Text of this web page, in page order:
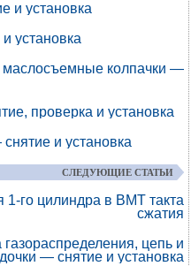
и установка
установка
маслосъемные колпачки —
проверка и установка
и установка
СЛЕДУЮЩИЕ СТАТЬИ
1-го цилиндра в ВМТ такта
сжатия
цепь и
— снятие и установка